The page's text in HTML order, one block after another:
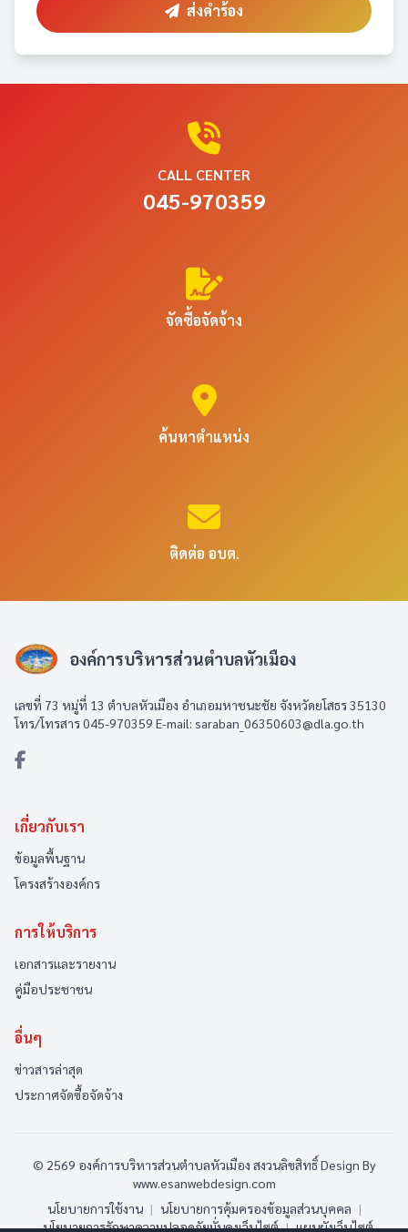
ส่งคำร้อง
CALL CENTER
045-970359
จัดซื้อจัดจ้าง
ค้นหาตำแหน่ง
ติดต่อ อบต.
องค์การบริหารส่วนตำบลหัวเมือง
เลขที่ 73 หมู่ที่ 13 ตำบลหัวเมือง อำเภอมหาชนะชัย จังหวัดยโสธร 35130
โทร/โทรสาร 045-970359 E-mail: saraban_06350603@dla.go.th
เกี่ยวกับเรา
ข้อมูลพื้นฐาน
โครงสร้างองค์กร
การให้บริการ
เอกสารและรายงาน
คู่มือประชาชน
อื่นๆ
ข่าวสารล่าสุด
ประกาศจัดซื้อจัดจ้าง
© 2569 องค์การบริหารส่วนตำบลหัวเมือง สงวนลิขสิทธิ์Design By
www.esanwebdesign.com
นโยบายการใช้งาน | นโยบายการคุ้มครองข้อมูลส่วนบุคคล |
นโยบายการรักษาความปลอดภัยมั่นคงเว็บไซต์ | แผนผังเว็บไซต์